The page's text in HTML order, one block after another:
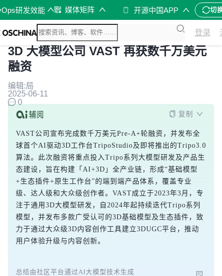
研发效能 媒体矩阵 开源中国APP 切
登录
3D 大模型公司 VAST 再获数千万美元
融资
编辑:局
2025-06-11
0
复制
VAST公司宣布完成数千万美元Pre-A+轮融资，并发布全
球首个AI驱动3D工作台TripoStudio及即将推出的Tripo3.0
算法。此次融资将重点投入Tripo系列大模型研发及产品生
态建设，旨在构建「AI+3D」全产业链，形成“基础模型
+生态插件+原生工作台”的端到端产品体系，覆盖专业
级、达人级和大众级创作者。VAST成立于2023年3月，专
注于通用3D大模型研发，自2024年起持续迭代Tripo系列
模型，并发布多款广受认可的3D基础模型及生态插件，致
力于通过大众级3D内容创作工具建立3DUGC平台，推动
用户体验升级与内容创新。
总结由社区平台通过AI大模型技术生成